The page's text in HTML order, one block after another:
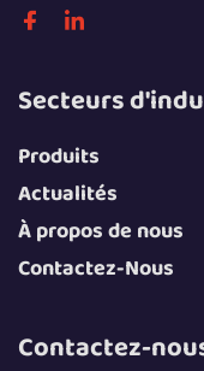
Secteurs
Produits
Actualités
À propos de nous
Contactez-Nous
Contactez-